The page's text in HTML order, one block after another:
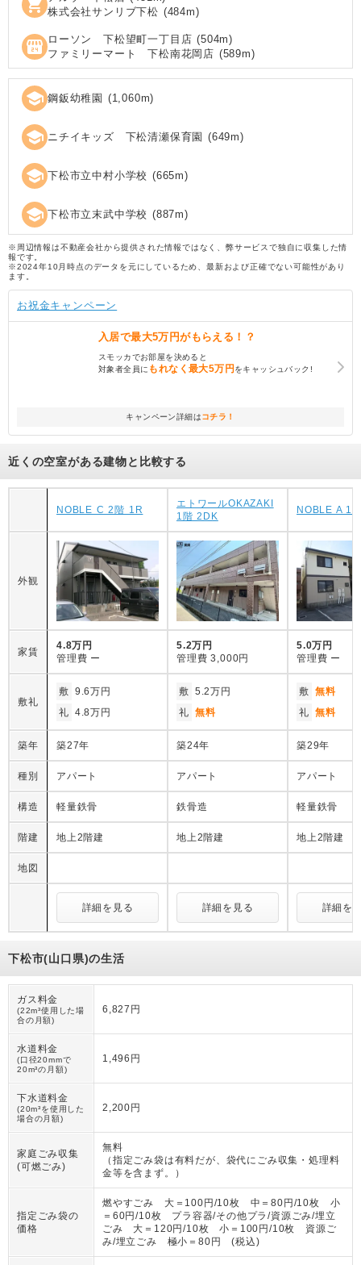
shopping_cart 株式会社サンリブ下松 (484m)
local_convenience_store ローソン 下松望町一丁目店 (504m)
ファミリーマート 下松南花岡店 (589m)
school 鋼鈑幼稚園 (1,060m)
school ニチイキッズ 下松清瀬保育園 (649m)
school 下松市立中村小学校 (665m)
school 下松市立末武中学校 (887m)
※周辺情報は不動産会社から提供された情報ではなく、弊サービスで独自に収集した情
報です。
※2024年10月時点のデータを元にしているため、最新および正確でない可能性があり
ます。
お祝金キャンペーン
入居で最大5万円がもらえる！？
スモッカでお部屋を決めると
対象者全員に もれなく最大5万円 をキャッシュバック!
キャンペーン詳細はコチラ！
近くの空室がある建物と比較する
NOBLE C 2階 1R
エトワールOKAZAKI
1階 2DK
NOBLE A 1
外観
家賃
4.8万円
管理費 ー
5.2万円
管理費 3,000円
5.0万円
管理費 ー
敷礼
敷 9.6万円
礼 4.8万円
敷 5.2万円
礼 無料
敷 無料
礼 無料
築年 築27年 築24年 築29年
種別 アパート アパート アパート
構造 軽量鉄骨 鉄骨造 軽量鉄骨
階建 地上2階建 地上2階建 地上2階建
地図
詳細を見る 詳細を見る 詳細を
下松市(山口県)の生活
ガス料金
(22m³使用した場
合の月額)
6,827円
水道料金
(口径20mmで
20m³の月額)
1,496円
下水道料金
(20m³を使用した
場合の月額)
2,200円
家庭ごみ収集
(可燃ごみ)
無料
（ 指定ごみ袋は有料だが、袋代にごみ収集・処理料
金等を含まず。
）
指定ごみ袋の
価格
燃やすごみ 大＝100円/10枚 中＝80円/10枚 小
＝60円/10枚 プラ容器/その他プラ/資源ごみ/埋立
ごみ 大＝120円/10枚 小＝100円/10枚 資源ご
み/埋立ごみ 極小＝80円 (税込)